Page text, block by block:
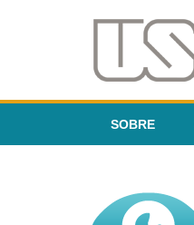
SOBRE